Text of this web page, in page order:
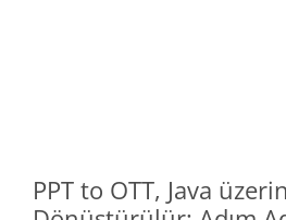
PPT to OTT, Java